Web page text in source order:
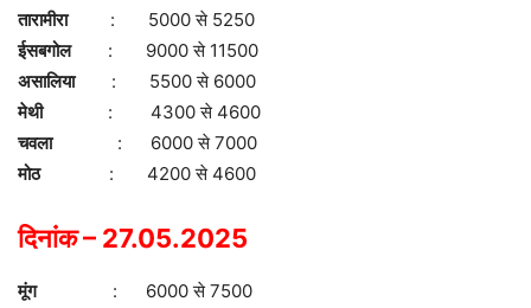
तारामीरा: 5000 से 5250
ईसबगोल
: 9000 से 11500
असालिया : 5500 से 6000
मेथी : 4300 से 4600
चवला : 6000 से 7000
मोठ
: 4200 से 4600
दिनांक – 27.05.2025
मूंग: 6000 से 7500